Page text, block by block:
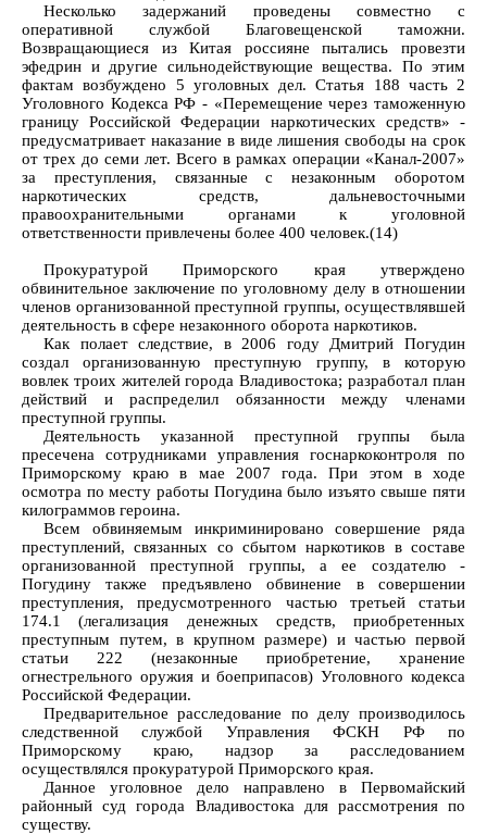
Несколько задержаний проведены совместно с
оперативной службой Благовещенской таможни.
Возвращающиеся из Китая россияне пытались провезти
эфедрин и другие сильнодействующие вещества. По этим
фактам возбуждено 5 уголовных дел. Статья 188 часть 2
Уголовного Кодекса РФ - «Перемещение через таможенную
границу Российской Федерации наркотических средств» -
предусматривает наказание в виде лишения свободы на срок
от трех до семи лет. Всего в рамках операции «Канал-2007»
за преступления, связанные с незаконным оборотом
наркотических средств, дальневосточными
правоохранительными органами к уголовной
ответственности привлечены более 400 человек.(14)
Прокуратурой Приморского края утверждено
обвинительное заключение по уголовному делу в отношении
членов организованной преступной группы, осуществлявшей
деятельность в сфере незаконного оборота наркотиков.
Как полает следствие, в 2006 году Дмитрий Погудин
создал организованную преступную группу, в которую
вовлек троих жителей города Владивостока; разработал план
действий и распределил обязанности между членами
преступной группы.
Деятельность указанной преступной группы была
пресечена сотрудниками управления госнаркоконтроля по
Приморскому краю в мае 2007 года. При этом в ходе
осмотра по месту работы Погудина было изъято свыше пяти
килограммов героина.
Всем обвиняемым инкриминировано совершение ряда
преступлений, связанных со сбытом наркотиков в составе
организованной преступной группы, а ее создателю -
Погудину также предъявлено обвинение в совершении
преступления, предусмотренного частью третьей статьи
174.1 (легализация денежных средств, приобретенных
преступным путем, в крупном размере) и частью первой
статьи 222 (незаконные приобретение, хранение
огнестрельного оружия и боеприпасов) Уголовного кодекса
Российской Федерации.
Предварительное расследование по делу производилось
следственной службой Управления ФСКН РФ по
Приморскому краю, надзор за расследованием
осуществлялся прокуратурой Приморского края.
Данное уголовное дело направлено в Первомайский
районный суд города Владивостока для рассмотрения по
существу.